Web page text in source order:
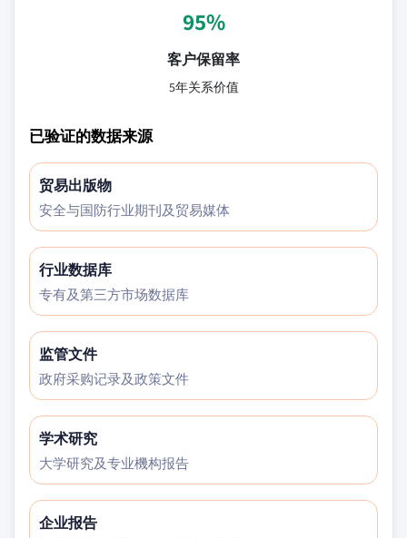
95%
客户保留率
5年关系价值
已验证的数据来源
贸易出版物
安全与国防行业期刊及贸易媒体
行业数据库
专有及第三方市场数据库
监管文件
政府采购记录及政策文件
学术研究
大学研究及专业機构报告
企业报告